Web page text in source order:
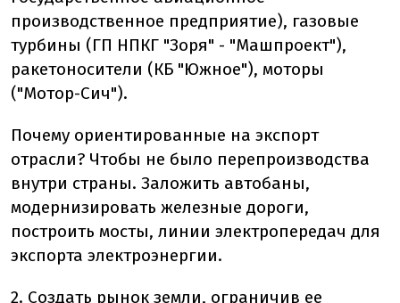
производственное предприятие), газовые
турбины (ГП НПКГ "Зоря" - "Машпроект"),
ракетоносители (КБ "Южное"), моторы
("Мотор-Сич").
Почему ориентированные на экспорт
отрасли? Чтобы не было перепроизводства
внутри страны. Заложить автобаны,
модернизировать железные дороги,
построить мосты, линии электропередач для
экспорта электроэнергии.
2. Создать рынок земли, ограничив ее